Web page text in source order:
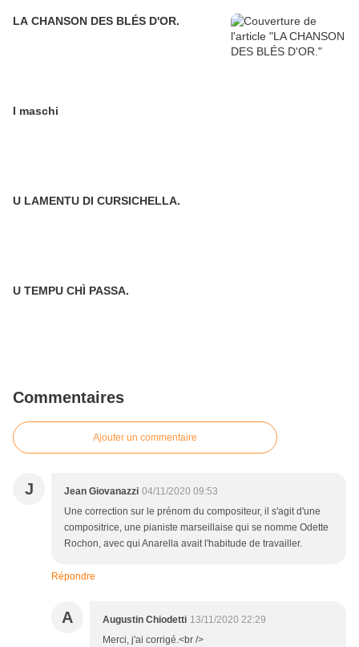
LA CHANSON DES BLÉS D'OR.
I maschi
U LAMENTU DI CURSICHELLA.
U TEMPU CHÌ PASSA.
Commentaires
Ajouter un commentaire
J Jean Giovanazzi 04/11/2020 09:53
Une correction sur le prénom du compositeur, il s'agit d'une
compositrice, une pianiste marseillaise qui se nomme Odette
Rochon, avec qui Anarella avait l'habitude de travailler.
Répondre
A Augustin Chiodetti 13/11/2020 22:29
Merci, j'ai corrigé.<br />